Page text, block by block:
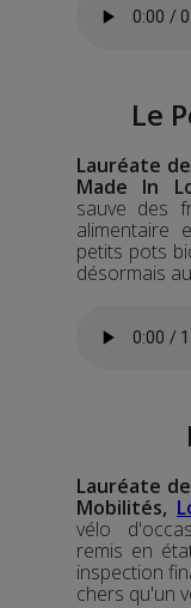
Le
Lauréate
Made In
sauve des
alimentaire
petits pots
désormais
Lauréate
Mobilités,
vélo
remis en
inspection
chers qu'un